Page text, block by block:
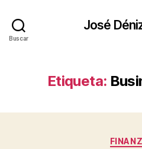
Buscar
José
Etiqueta: